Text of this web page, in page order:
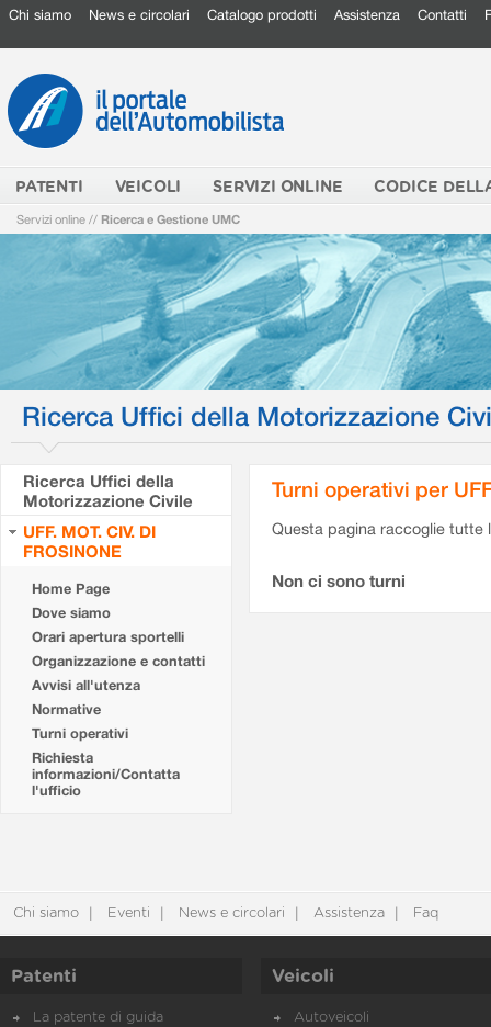
Chi siamo News e circolari Catalogo prodotti Assistenza Contatti
PATENTI VEICOLI SERVIZI ONLINE CODICE
Servizi online // Ricerca e Gestione UMC
Ricerca Uffici della Motorizzazione
Ricerca Uffici della
Motorizzazione Civile
UFF. MOT. CIV. DI
FROSINONE
Home Page
Dove siamo
Orari apertura sportelli
Organizzazione e contatti
Avvisi all'utenza
Normative
Turni operativi
Richiesta
informazioni/Contatta
l'ufficio
Turni operativi per
Questa pagina raccoglie tutte
Non ci sono turni
Chi siamo Eventi News e circolari Assistenza Faq
Patenti
La patente di guida
Veicoli
Autoveicoli